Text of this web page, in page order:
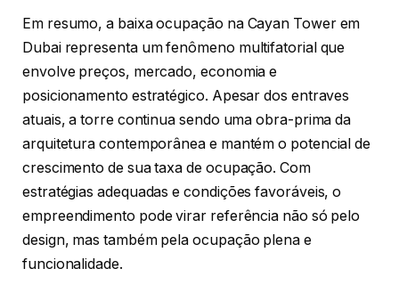
Em resumo, a baixa ocupação na Cayan Tower em
Dubai representa um fenômeno multifatorial que
envolve preços, mercado, economia e
posicionamento estratégico. Apesar dos entraves
atuais, a torre continua sendo uma obra-prima da
arquitetura contemporânea e mantém o potencial de
crescimento de sua taxa de ocupação. Com
estratégias adequadas e condições favoráveis, o
empreendimento pode virar referência não só pelo
design, mas também pela ocupação plena e
funcionalidade.